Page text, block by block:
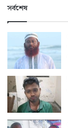
সর্বশেষ